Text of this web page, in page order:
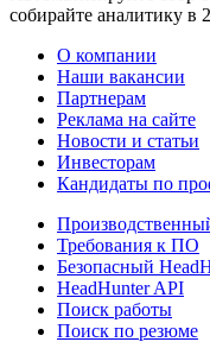
собирайте аналитику в
О компании
Наши вакансии
Партнерам
Реклама на сайте
Новости и статьи
Инвесторам
Кандидаты по
Требования к ПО
Безопасный
HeadHunter API
Поиск работы
Поиск по резюме